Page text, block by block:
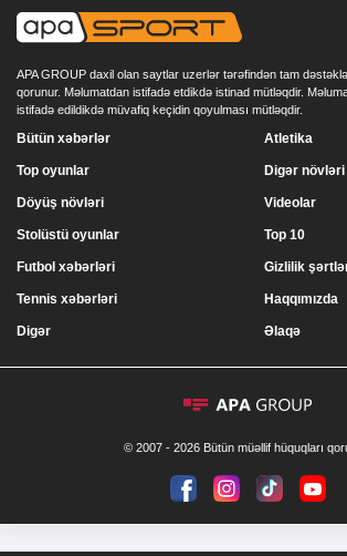
APA GROUP daxil olan saytlar uzerlər tərəfindən tam
qorunur. Məlumatdan istifadə etdikdə istinad mütləqdir.
istifadə edildikdə müvafiq keçidin qoyulması mütləqdir.
Bütün xəbərlər
Top oyunlar
Döyüş növləri
Stolüstü oyunlar
Atletika
Digər növləri
Videolar
Top 10
Futbol xəbərləri
Tennis xəbərləri
Digər
Gizlilik
Haqqımızda
Əlaqə
© 2007 - 2026 Bütün müəllif hüquqları